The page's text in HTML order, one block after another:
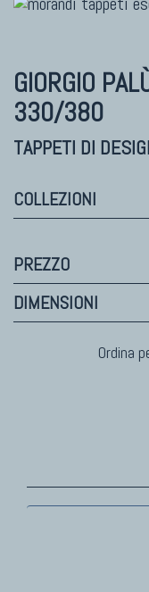
TAPPETI MODERNI
Himalayan
Bhadohi Moderni
Kala Laie
Reloaded
TAPPETI DI DESIGN
Marco Nereo
Daniela Marchetti
Giorgio Palù
TAPPETI PERSIANI
Tappeti
GIORGIO
330/380
TAPPETI DI
COLLEZIONI
PREZZO
DIMENSIONI
Ordina